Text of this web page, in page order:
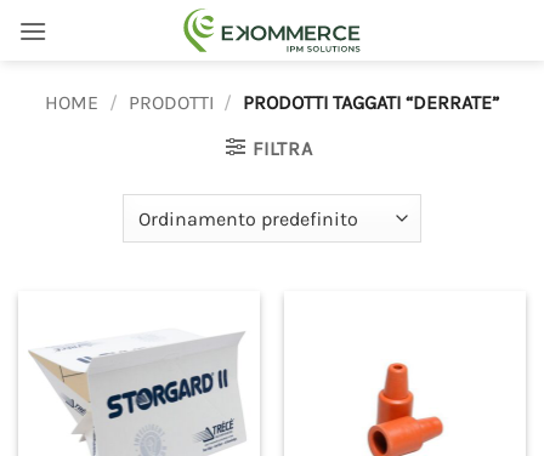
HOME / PRODOTTI / PRODOTTI TAGGATI “DERRATE”
FILTRA